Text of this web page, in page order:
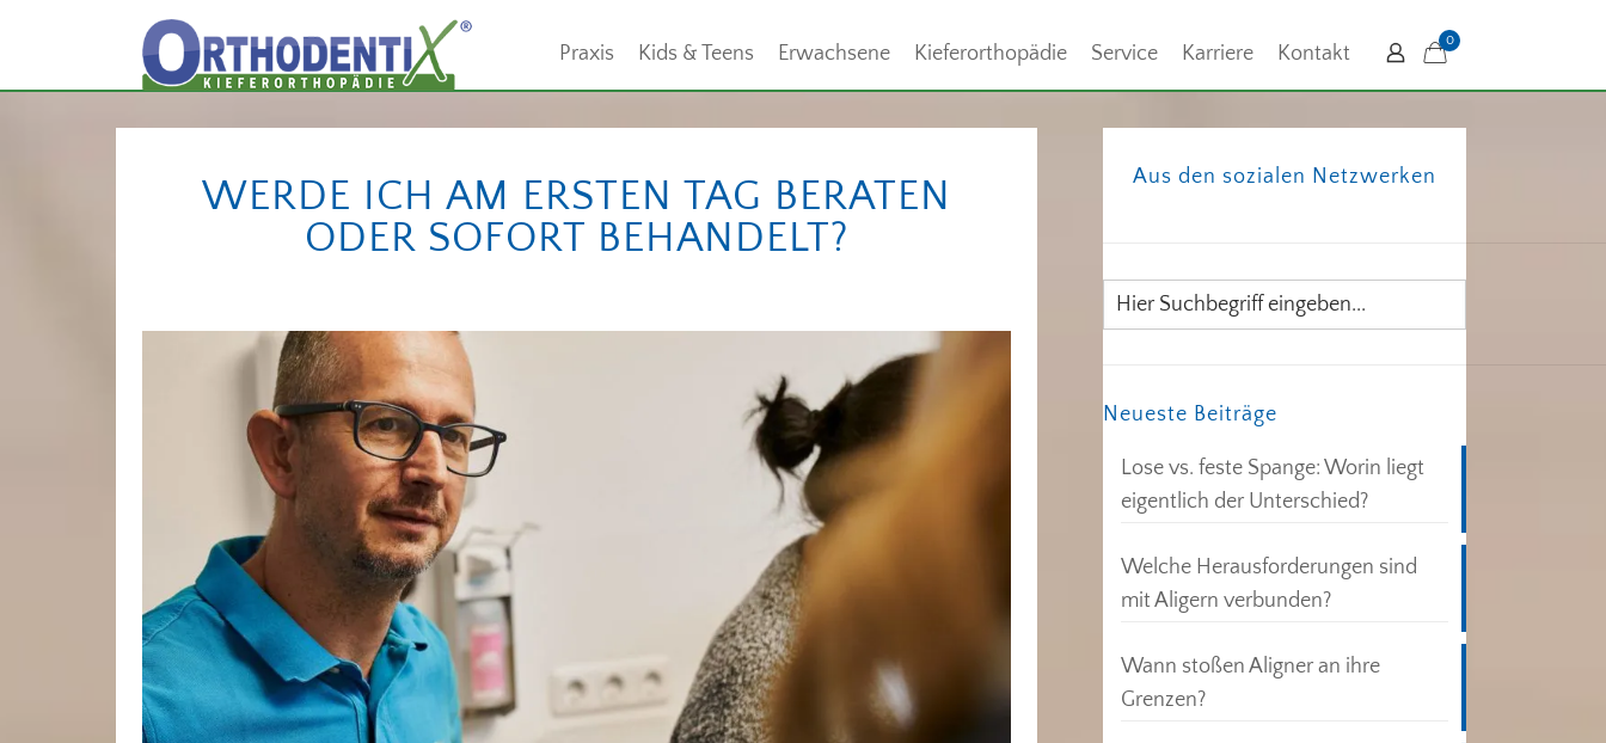
Praxis Kids & Teens Erwachsene Kieferorthopädie Service Karriere Kontakt
0
WERDE ICH AM ERSTEN TAG BERATEN
ODER SOFORT BEHANDELT?
Aus den sozialen Netzwerken
Neueste Beiträge
Lose vs. feste Spange: Worin liegt
eigentlich der Unterschied?
Welche Herausforderungen sind
mit Aligern verbunden?
Wann stoßen Aligner an ihre
Grenzen?